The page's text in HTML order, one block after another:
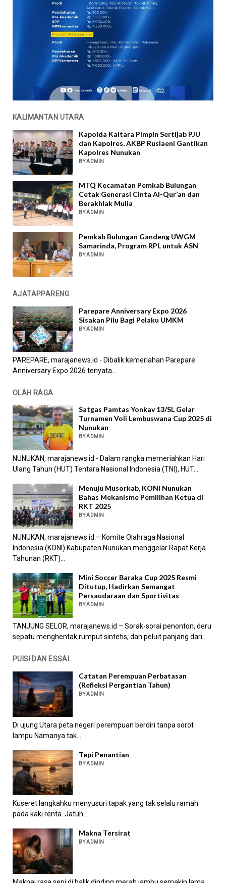
KALIMANTAN UTARA
Kapolda Kaltara Pimpin Sertijab PJU
dan Kapolres, AKBP Ruslaeni Gantikan
Kapolres Nunukan
BY ADMIN
MTQ Kecamatan Pemkab Bulungan
Cetak Generasi Cinta Al-Qur’an dan
Berakhlak Mulia
BY ADMIN
Pemkab Bulungan Gandeng UWGM
Samarinda, Program RPL untuk ASN
BY ADMIN
AJATAPPARENG
Parepare Anniversary Expo 2026
Sisakan Pilu Bagi Pelaku UMKM
BY ADMIN
PAREPARE, marajanews.id - Dibalik kemeriahan Parepare
Anniversary Expo 2026 tenyata...
OLAH RAGA
Satgas Pamtas Yonkav 13/SL Gelar
Turnamen Voli Lembuswana Cup 2025 di
Nunukan
BY ADMIN
NUNUKAN, marajanews.id - Dalam rangka memeriahkan Hari
Ulang Tahun (HUT) Tentara Nasional Indonesia (TNI), HUT...
Menuju Musorkab, KONI Nunukan
Bahas Mekanisme Pemilihan Ketua di
RKT 2025
BY ADMIN
NUNUKAN, marajanews.id – Komite Olahraga Nasional
Indonesia (KONI) Kabupaten Nunukan menggelar Rapat Kerja
Tahunan (RKT)...
Mini Soccer Baraka Cup 2025 Resmi
Ditutup, Hadirkan Semangat
Persaudaraan dan Sportivitas
BY ADMIN
TANJUNG SELOR, marajanews.id – Sorak-sorai penonton, deru
sepatu menghentak rumput sintetis, dan peluit panjang dari...
PUISI DAN ESSAI
Catatan Perempuan Perbatasan
(Refleksi Pergantian Tahun)
BY ADMIN
Di ujung Utara peta negeri perempuan berdiri tanpa sorot
lampu Namanya tak...
Tepi Penantian
BY ADMIN
Kuseret langkahku menyusuri tapak yang tak selalu ramah
pada kaki renta. Jatuh...
Makna Tersirat
BY ADMIN